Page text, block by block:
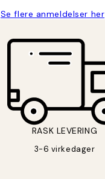
Se flere anmeldelser her
RASK LEVERING
3-6 virkedager